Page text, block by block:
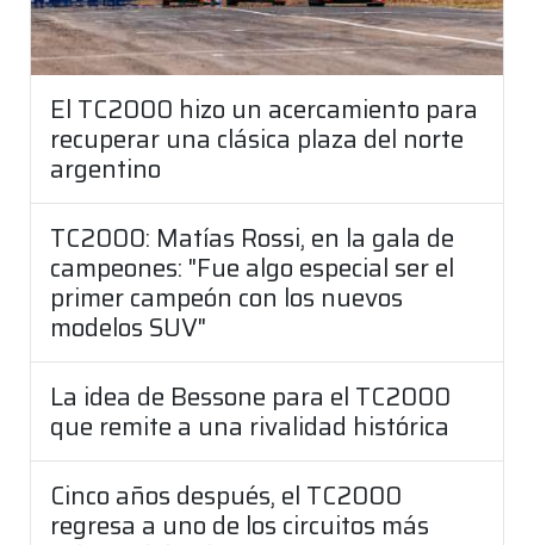
El TC2000 hizo un acercamiento para
recuperar una clásica plaza del norte
argentino
TC2000: Matías Rossi, en la gala de
campeones: "Fue algo especial ser el
primer campeón con los nuevos
modelos SUV"
La idea de Bessone para el TC2000
que remite a una rivalidad histórica
Cinco años después, el TC2000
regresa a uno de los circuitos más